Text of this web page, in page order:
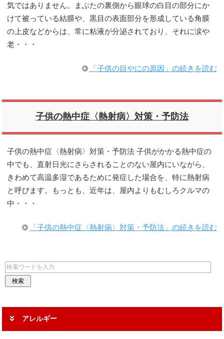
気ではありません。まぶたの裏側から眼球の白目の部分にか
けて被っている結膜や、黒目の表面部分を形成している角膜
の上皮などからは、常に粘液が分泌されており、それに涙や
老・・・
「子供の目やにの原因」の続きを読む
子供の熱中症〈熱射病〉対策・予防法
子供の熱中症〈熱射病〉対策・予防法 子供がかかる熱中症の
中でも、直射日光にさらされることのない屋内にいながら、
きわめて高温多湿であるために発症した場合を、特に熱射病
と呼びます。もっとも、近年は、屋内よりもむしろクルマの
中・・・
「子供の熱中症〈熱射病〉対策・予防法」の続きを読む
アレルギー